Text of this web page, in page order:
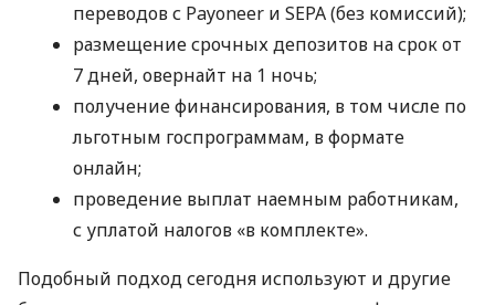
переводов с Payoneer и SEPA (без комиссий);
размещение срочных депозитов на срок от
7 дней, овернайт на 1 ночь;
получение финансирования, в том числе по
льготным госпрограммам, в формате
онлайн;
проведение выплат наемным работникам,
с уплатой налогов «в комплекте».
Подобный подход сегодня используют и другие